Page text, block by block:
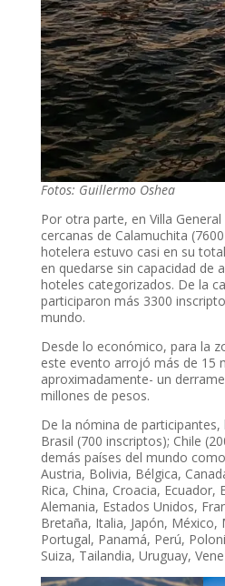
Fotos: Guillermo Oshea
Por otra parte, en Villa
cercanas de Calamuchita
hotelera estuvo casi en su
en quedarse sin capacidad de
hoteles categorizados. De la
participaron más 3300
mundo.
Desde lo económico, para la
este evento arrojó más de 15
aproximadamente- un
millones de pesos.
De la nómina de
Brasil (700 inscriptos); Chile
demás países del mundo
Austria, Bolivia, Bélgica,
Rica, China, Croacia, Ecuador,
Alemania, Estados Unidos,
Bretaña, Italia, Japón, México,
Portugal, Panamá, Perú,
Suiza, Tailandia, Uruguay,